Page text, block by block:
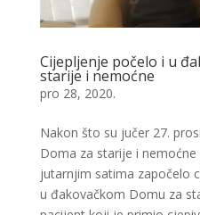
Cijepljenje počelo i u
starije i nemoćne
pro 28, 2020.
Nakon što su jučer 27.
Doma za starije i
jutarnjim satima započelo
u đakovačkom Domu za